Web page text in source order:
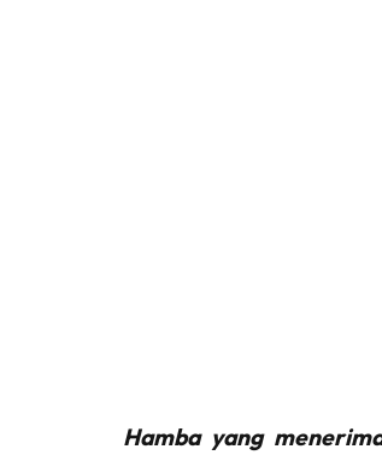
Hamba yang